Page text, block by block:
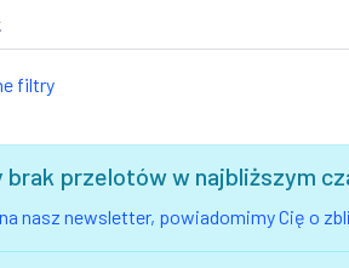
filtry
przelotów w najbliższym
nasz newsletter, powiadomimy Cię o